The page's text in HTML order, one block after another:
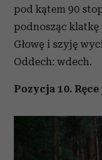
pod kątem 90
podnosząc
Głowę i szyję
Oddech: wdech.
Pozycja 10.